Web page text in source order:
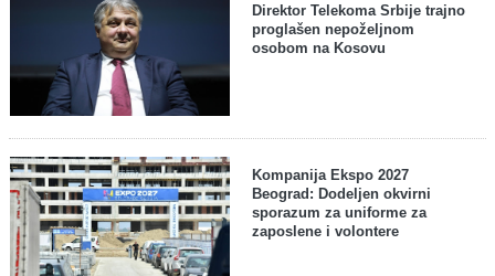
Direktor Telekoma Srbije trajno
proglašen nepoželjnom
osobom na Kosovu
Kompanija Ekspo 2027
Beograd: Dodeljen okvirni
sporazum za uniforme za
zaposlene i volontere